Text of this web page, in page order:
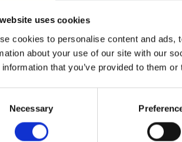
uses cookies
cookies to personalise content and
about your use of our site with our
information that you’ve provided to them
Necessary